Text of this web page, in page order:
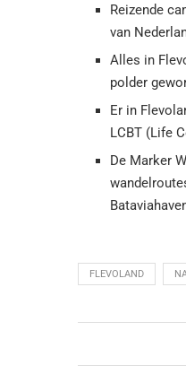
Reizende
van
Alles in
polder
Er in
LCBT (Life
De Marker
FLEVOLAND